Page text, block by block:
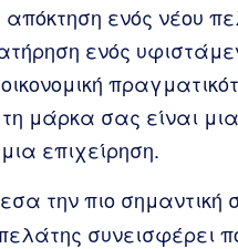
ενός νέου
ενός
μάρκα σας είναι
επιχείρηση.
την πιο σημαντική
συνεισφέρει